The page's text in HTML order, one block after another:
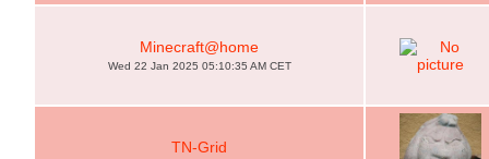
Minecraft@home
Wed 22 Jan 2025 05:10:35 AM CET
TN-Grid